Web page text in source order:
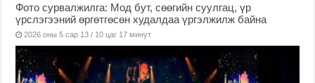
Фото сурвалжилга: Мод бут, сөөгийн суулгац, үр
үрслэгээний өргөтгөсөн худалдаа үргэлжилж байна
2026 оны 5 сар 13 / 10 цаг 17 минут